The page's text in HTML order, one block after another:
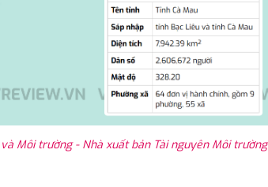
Môi trường - Nhà xuất bản Tài nguyên Môi trường